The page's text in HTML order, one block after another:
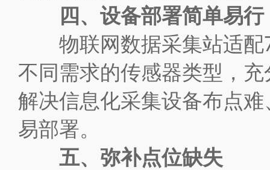
四、设备部署简单易行
物联网数据采集站适配7
不同需求的传感器类型，
解决信息化采集设备布点
易部署。
五、弥补点位缺失